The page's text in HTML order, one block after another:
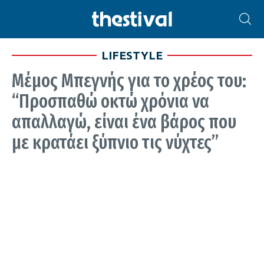
LIFESTYLE
Μέμος Μπεγνής για το χρέος του:
“Προσπαθώ οκτώ χρόνια να
απαλλαγώ, είναι ένα βάρος που
με κρατάει ξύπνιο τις νύχτες”